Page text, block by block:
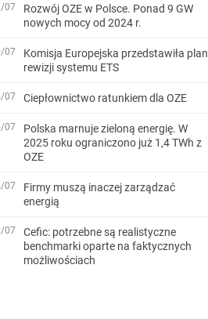
07
Rozwój OZE w Polsce. Ponad 9 GW
nowych mocy od 2024 r.
07
Komisja Europejska przedstawiła plan
rewizji systemu ETS
07 Ciepłownictwo ratunkiem dla OZE
07
Polska marnuje zieloną energię. W
2025 roku ograniczono już 1,4 TWh z
OZE
07
Firmy muszą inaczej zarządzać
energią
07
Cefic: potrzebne są realistyczne
benchmarki oparte na faktycznych
możliwościach